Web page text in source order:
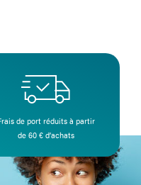
de port réduits à partir
de 60 € d’achats